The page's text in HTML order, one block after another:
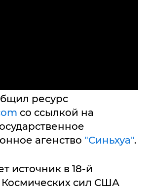
ресурс
со ссылкой на
агенство "Синьхуа".
источник в 18-й
Космических сил США